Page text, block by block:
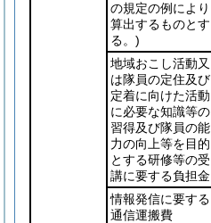
の規定の例により
算出するものとす
る。)
地域おこし活動又
は隊員の定住及び
定着に向けた活動
に必要な知識等の
習得及び隊員の能
力の向上等を目的
とする研修等の受
講に要する負担金
情報発信に要する
通信運搬費